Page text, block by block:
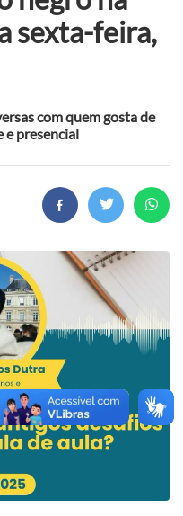
sexta-feira,
com quem gosta de
e presencial